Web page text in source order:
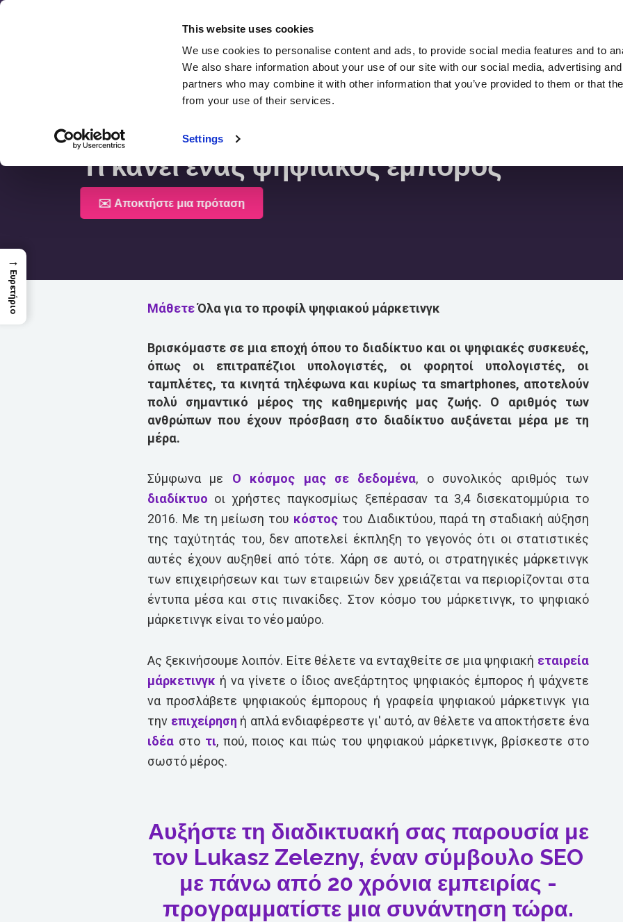
This website uses cookies
We use cookies to personalise content and ads, to provide social media features and to
We also share information about your use of our site with our social media, advertising
partners who may combine it with other information that you’ve provided to them or that
from your use of their services.
Settings
Μετάβαση
SEO Λήψεις SEO Blog Πόροι
Αρχική Σελίδα > Τι Κάνει Ένας Ψηφιακός Έμπορος
Τι κάνει ένας ψηφιακός έμπορος
✉️ Αποκτήστε μια πρόταση
ΜάθετεΌλα για το προφίλ ψηφιακού μάρκετινγκ
Βρισκόμαστε σε μια εποχή όπου το διαδίκτυο και οι ψηφιακές συσκευές,
όπως οι επιτραπέζιοι υπολογιστές, οι φορητοί υπολογιστές, οι
ταμπλέτες, τα κινητά τηλέφωνα και κυρίως τα smartphones, αποτελούν
πολύ σημαντικό μέρος της καθημερινής μας ζωής. Ο αριθμός των
ανθρώπων που έχουν πρόσβαση στο διαδίκτυο αυξάνεται μέρα με τη
μέρα.
Σύμφωνα με Ο κόσμος μας σε δεδομένα, ο συνολικός αριθμός των
διαδίκτυο οι χρήστες παγκοσμίως ξεπέρασαν τα 3,4 δισεκατομμύρια το
2016. Με τη μείωση του κόστος του Διαδικτύου, παρά τη σταδιακή αύξηση
της ταχύτητάς του, δεν αποτελεί έκπληξη το γεγονός ότι οι στατιστικές
αυτές έχουν αυξηθεί από τότε. Χάρη σε αυτό, οι στρατηγικές μάρκετινγκ
των επιχειρήσεων και των εταιρειών δεν χρειάζεται να περιορίζονται στα
έντυπα μέσα και στις πινακίδες. Στον κόσμο του μάρκετινγκ, το ψηφιακό
μάρκετινγκ είναι το νέο μαύρο.
Ας ξεκινήσουμε λοιπόν. Είτε θέλετε να ενταχθείτε σε μια ψηφιακή εταιρεία
μάρκετινγκ ή να γίνετε ο ίδιος ανεξάρτητος ψηφιακός έμπορος ή ψάχνετε
να προσλάβετε ψηφιακούς έμπορους ή γραφεία ψηφιακού μάρκετινγκ για
την επιχείρηση ή απλά ενδιαφέρεστε γι' αυτό, αν θέλετε να αποκτήσετε ένα
ιδέα στο τι, πού, ποιος και πώς του ψηφιακού μάρκετινγκ, βρίσκεστε στο
σωστό μέρος.
Αυξήστε τη διαδικτυακή σας παρουσία με
τον Lukasz Zelezny, έναν σύμβουλο SEO
με πάνω από 20 χρόνια εμπειρίας -
προγραμματίστε μια συνάντηση τώρα.
→
Ευρετήριο